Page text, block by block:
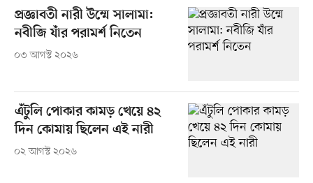
প্রজ্ঞাবতী নারী উম্মে সালামা:
নবীজি যাঁর পরামর্শ নিতেন
০৩ আগস্ট ২০২৬
এঁটুলি পোকার কামড় খেয়ে ৪২
দিন কোমায় ছিলেন এই নারী
০২ আগস্ট ২০২৬